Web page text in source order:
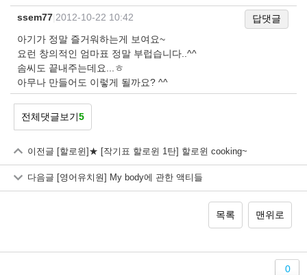
ssem77 2012-10-22 10:42
답댓글
아기가 정말 즐거워하는게 보여요~
요런 창의적인 엄마표 정말 부럽습니다..^^
솜씨도 끝내주는데요...ㅎ
아무나 만들어도 이렇게 될까요? ^^
전체댓글보기5
이전글 [할로윈]★ [작기표 할로윈 1탄] 할로윈 cooking~
다음글 [영어유치원] My body에 관한 액티들
목록 맨위로
0